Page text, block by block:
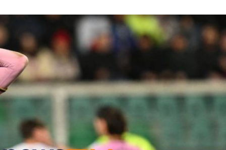
chiuso”
Palermo e Melbourne City, sfida tra
“cugini”: inizia la tournée in Australia